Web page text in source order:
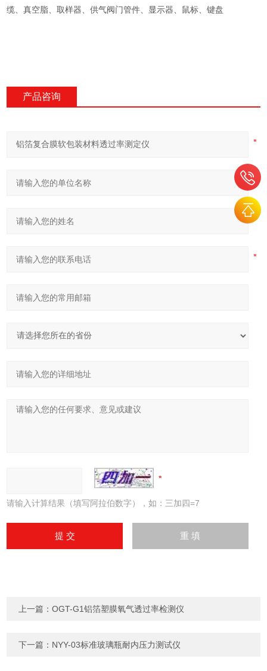
缆、真空脂、取样器、供气阀门管件、 显示器、鼠标、键盘
产品咨询
请输入计算结果（填写阿拉伯数字），如：三加四=7
上一篇：OGT-G1铝箔塑膜氧气透过率检测仪
下一篇： NYY-03标准玻璃瓶耐内压力测试仪